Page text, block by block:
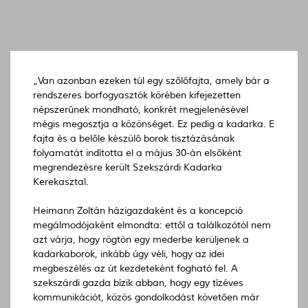
„Van azonban ezeken túl egy szőlőfajta, amely bár a
rendszeres borfogyasztók körében kifejezetten
népszerűnek mondható, konkrét megjelenésével
mégis megosztja a közönséget. Ez pedig a kadarka. E
fajta és a belőle készülő borok tisztázásának
folyamatát indította el a május 30-án elsőként
megrendezésre került Szekszárdi Kadarka
Kerekasztal.
Heimann Zoltán házigazdaként és a koncepció
megálmodójaként elmondta: ettől a találkozótól nem
azt várja, hogy rögtön egy mederbe kerüljenek a
kadarkaborok, inkább úgy véli, hogy az idei
megbeszélés az út kezdeteként fogható fel. A
szekszárdi gazda bízik abban, hogy egy tízéves
kommunikációt, közös gondolkodást követően már